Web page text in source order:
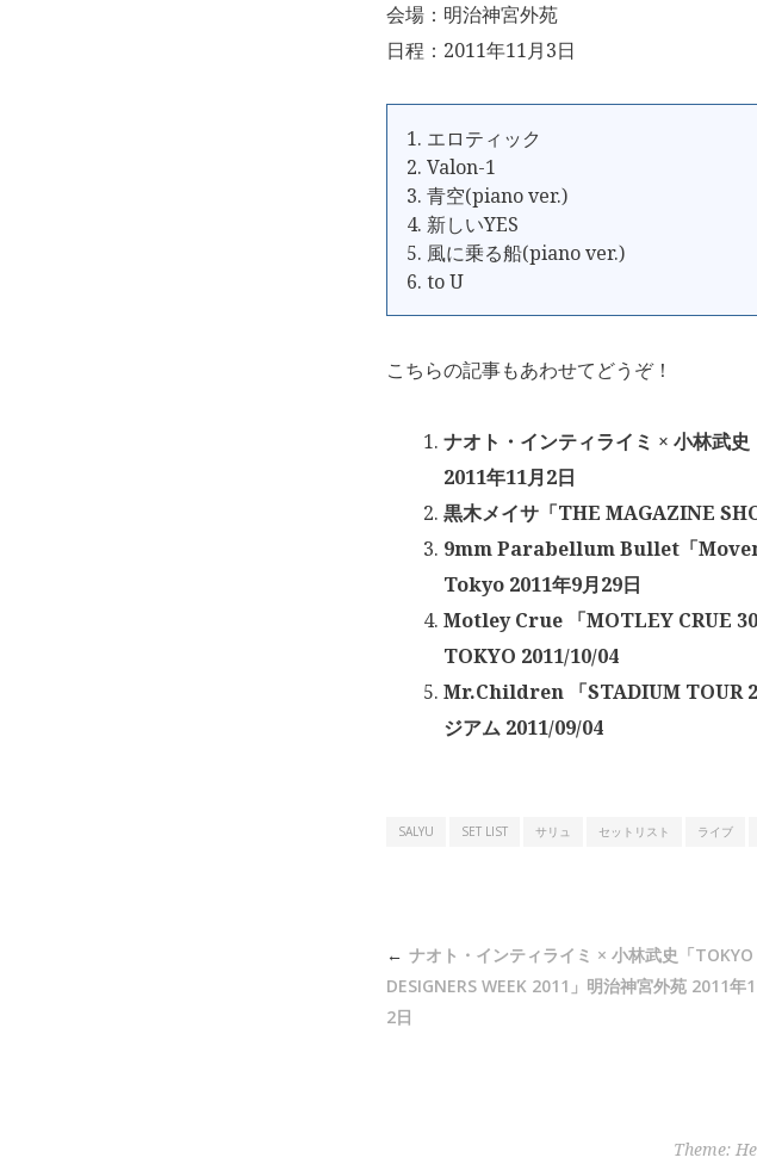
会場：明治神宮外苑
日程：2011年11月3日
1. エロティック
2. Valon-1
3. 青空(piano ver.)
4. 新しいYES
5. 風に乗る船(piano ver.)
6. to U
こちらの記事もあわせてどうぞ！
ナオト・インティライミ × 小林武
2011年11月2日
黒木メイサ「THE MAGAZINE
9mm Parabellum Bullet「
Tokyo 2011年9月29日
Motley Crue 「MOTLEY CRUE
TOKYO 2011/10/04
Mr.Children 「STADIUM TOUR
ジアム 2011/09/04
SALYU SET LIST サリュ セットリスト ライブ
ナオト・インティライミ × 小林武史「TOKYO
DESIGNERS WEEK 2011」明治神宮外苑 2011年
2日
Theme: